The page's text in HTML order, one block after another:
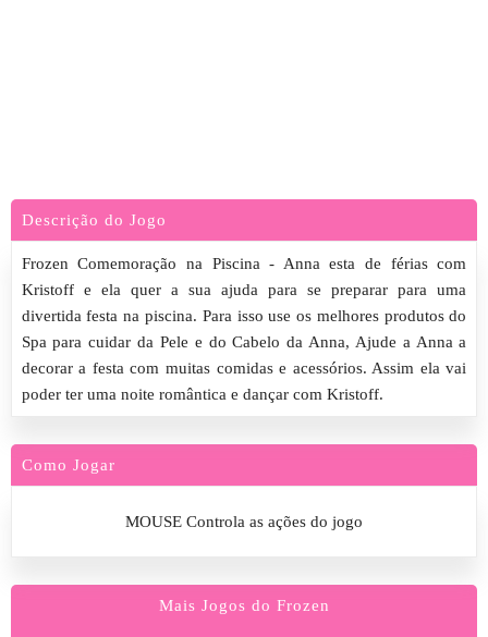
Descrição do Jogo
Frozen Comemoração na Piscina - Anna esta de férias com
Kristoff e ela quer a sua ajuda para se preparar para uma
divertida festa na piscina. Para isso use os melhores produtos do
Spa para cuidar da Pele e do Cabelo da Anna, Ajude a Anna a
decorar a festa com muitas comidas e acessórios. Assim ela vai
poder ter uma noite romântica e dançar com Kristoff.
Como Jogar
MOUSE Controla as ações do jogo
Mais Jogos do Frozen